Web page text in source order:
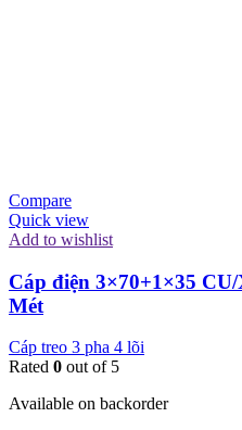
Compare
Quick view
Add to wishlist
Cáp điện 3×70+1×35
Mét
Cáp treo 3 pha 4 lõi
Rated 0 out of 5
Available on backorder